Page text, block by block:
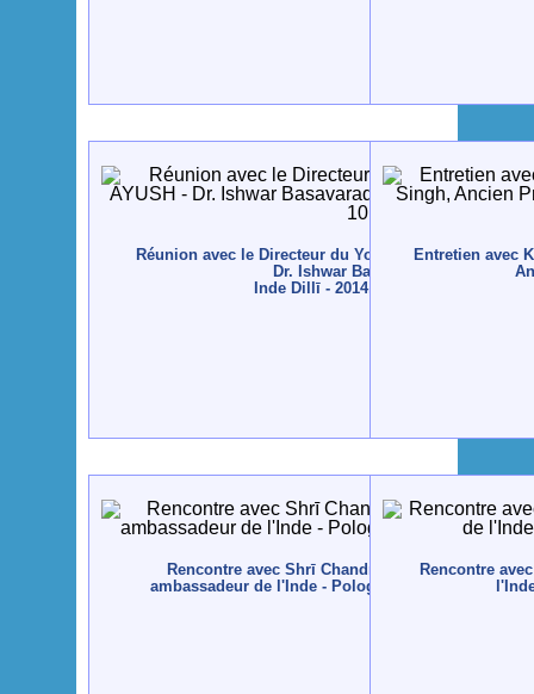
Réunion avec le Directeur du Yoga du Departement
Dr. Ishwar Basavaraddi
Inde Dillī - 2014, octobre, 10
Entretien avec
Rencontre avec Shrī Chandra Mohan Bhandari -
ambassadeur de l'Inde - Pologne, Sulisław - 2013,
Rencontre